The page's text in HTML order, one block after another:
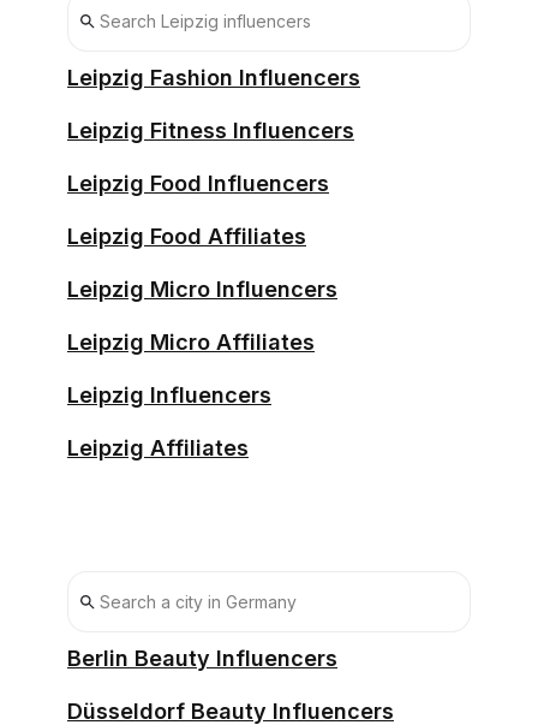
Leipzig Fashion Influencers
Leipzig Fitness Influencers
Leipzig Food Influencers
Leipzig Food Affiliates
Leipzig Micro Influencers
Leipzig Micro Affiliates
Leipzig Influencers
Leipzig Affiliates
Berlin Beauty Influencers
Düsseldorf Beauty Influencers